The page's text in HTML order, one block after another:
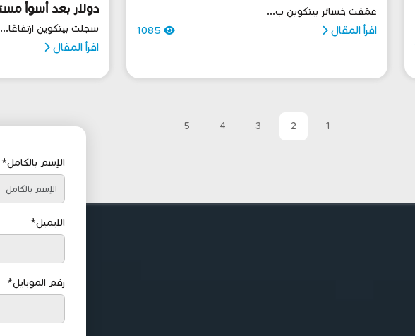
عمّقت خسائر بيتكوين ب...
اقرأ المقال 1085
تجاه الفيدرالي
سجلت بيتكوين ارتفاعًا...
اقرأ المقال
1
2
3
4
5
الإسم بالكامل*
الايميل*
رقم الموبايل*